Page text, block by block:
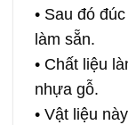
• Sau đó
làm sẵn.
• Chất liệu
nhựa gỗ.
• Vật liệu